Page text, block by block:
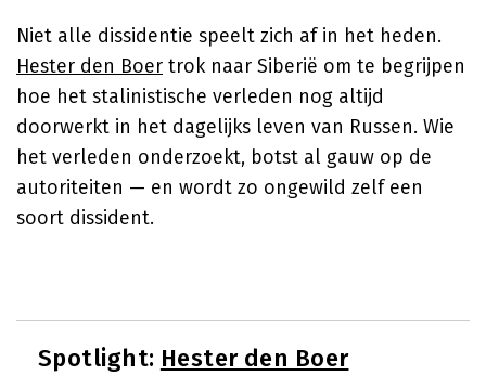
Niet alle dissidentie speelt zich af in het heden.
Hester den Boer trok naar Siberië om te begrijpen
hoe het stalinistische verleden nog altijd
doorwerkt in het dagelijks leven van Russen. Wie
het verleden onderzoekt, botst al gauw op de
autoriteiten — en wordt zo ongewild zelf een
soort dissident.
Spotlight: Hester den Boer